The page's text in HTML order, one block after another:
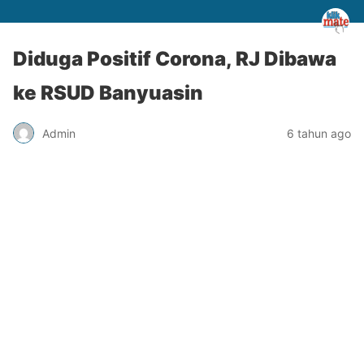
Diduga Positif Corona, RJ Dibawa
ke RSUD Banyuasin
Admin 6 tahun ago